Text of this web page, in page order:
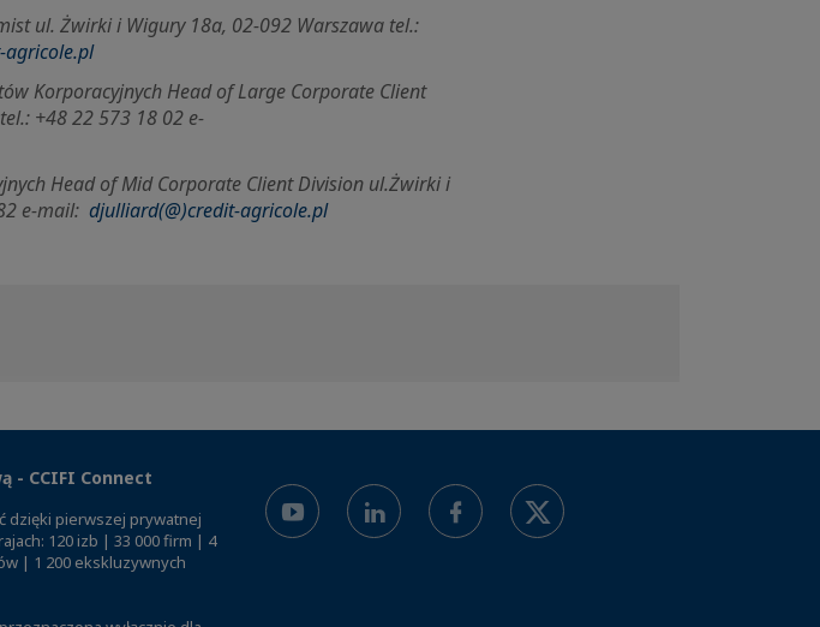
ul. Żwirki i Wigury 18a, 02-092 Warszawa tel.:
agricole.pl
Korporacyjnych Head of Large Corporate Client
+48 22 573 18 02 e-
Head of Mid Corporate Client Division ul.Żwirki i
e-mail: djulliard(@)credit-agricole.pl
- CCIFI Connect
dzięki pierwszej prywatnej
120 izb | 33 000 firm | 4
| 1 200 ekskluzywnych